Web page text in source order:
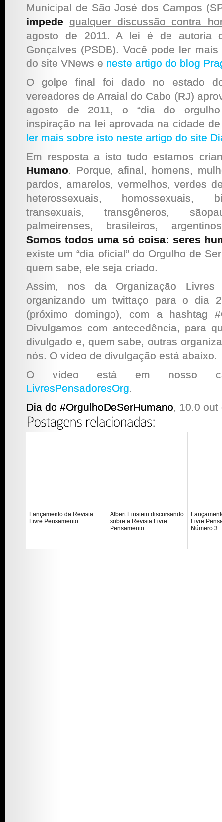
Municipal de São José dos Campos
impede qualquer discussão contra
agosto de 2011. A lei é de autoria
Gonçalves (PSDB). Você pode ler
do site VNews e neste artigo do blog
O golpe final foi dado no estado
vereadores de Arraial do Cabo (RJ)
agosto de 2011, o “dia do orgulho
inspiração na lei aprovada na cidade
ler mais sobre isto neste artigo do site
Em resposta a isto tudo estamos
Humano. Porque, afinal, homens,
pardos, amarelos, vermelhos, verdes
heterossexuais, homossexuais,
transexuais, transgêneros,
palmeirenses, brasileiros,
Somos todos uma só coisa: seres
existe um “dia oficial” do Orgulho de
quem sabe, ele seja criado.
Assim, nos da Organização Livres
organizando um twittaço para o dia
(próximo domingo), com a hashtag
Divulgamos com antecedência, para
divulgado e, quem sabe, outras
nós. O vídeo de divulgação está abaixo.
O vídeo está em nosso
LivresPensadoresOrg.
Dia do #OrgulhoDeSerHumano, 10.0 out
Lançamento da Revista
Livre Pensamento
Albert Einstein discursando
sobre a Revista Livre
Pensamento
Livre
Número 3